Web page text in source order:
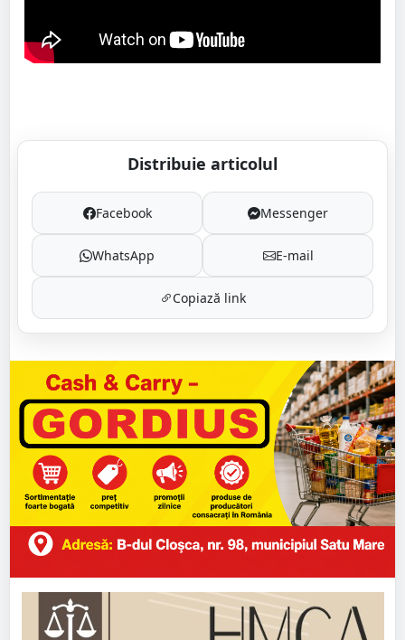
Distribuie articolul
Facebook Messenger
WhatsApp E-mail
Copiază link